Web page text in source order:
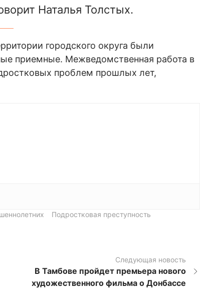
Наталья Толстых.
городского округа были
приемные. Межведомственная работа в
проблем прошлых лет,
Подростковая преступность
Следующая новость
В Тамбове пройдет премьера нового
художественного фильма о Донбассе